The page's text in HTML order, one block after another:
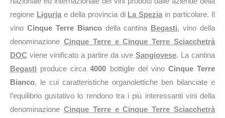
regione Liguriae della provincia di La Spezia in particolare. Il
vino Cinque Terre Biancodella cantina Begasti, vino della
denominazione Cinque Terre e Cinque Terre Sciacchetrà
DOC viene vinificato a partire da uve Sangiovese. La cantina
Begasti produce circa4000 bottiglie del vino Cinque Terre
Bianco, le cui caratteristiche organolettiche ben bilanciate e
l’equilibrio gustativo lo rendono tra i più interessanti vini della
denominazione Cinque Terre e Cinque Terre Sciacchetrà